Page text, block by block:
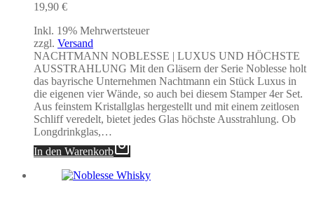
19,90 €
Inkl. 19% Mehrwertsteuer
zzgl. Versand
NACHTMANN NOBLESSE | LUXUS UND HÖCHSTE
AUSSTRAHLUNG Mit den Gläsern der Serie Noblesse holt
das bayrische Unternehmen Nachtmann ein Stück Luxus in
die eigenen vier Wände, so auch bei diesem Stamper 4er Set.
Aus feinstem Kristallglas hergestellt und mit einem zeitlosen
Schliff veredelt, bietet jedes Glas höchste Ausstrahlung. Ob
Longdrinkglas,…
In den Warenkorb